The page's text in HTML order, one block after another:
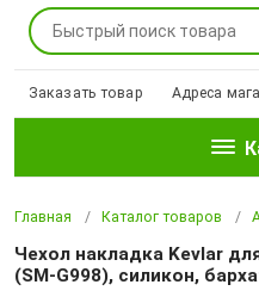
Заказать товар Адреса
Главная Каталог товаров
Чехол накладка Kevlar
(SM-G998), силикон,